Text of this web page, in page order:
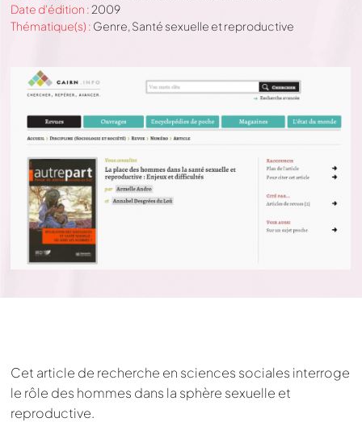
Date d'édition : 2009
Thématique(s) : Genre, Santé sexuelle et reproductive
Cet article de recherche en sciences sociales interroge
le rôle des hommes dans la sphère sexuelle et
reproductive.